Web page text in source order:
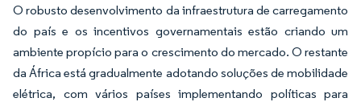
O robusto desenvolvimento da infraestrutura de carregamento
do país e os incentivos governamentais estão criando um
ambiente propício para o crescimento do mercado. O restante
da África está gradualmente adotando soluções de mobilidade
elétrica, com vários países implementando políticas para